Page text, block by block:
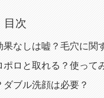
目次
なしは嘘？毛穴に関
ロと取れる？使って
ブル洗顔は必要？